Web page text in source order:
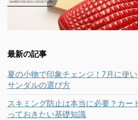
最新の記事
夏の小物で印象チェンジ！7月に使
サンダルの選び方
スキミング防止は本当に必要？カー
っておきたい基礎知識